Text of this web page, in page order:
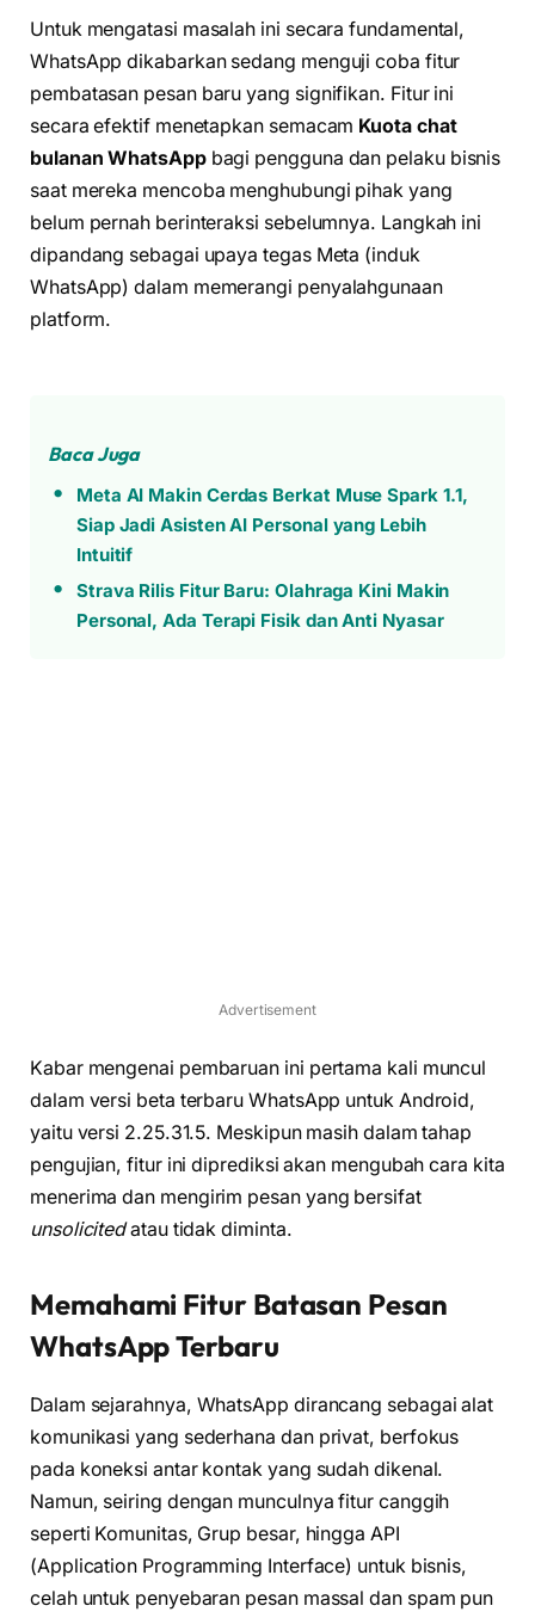
Untuk mengatasi masalah ini secara fundamental,
WhatsApp dikabarkan sedang menguji coba fitur
pembatasan pesan baru yang signifikan. Fitur ini
secara efektif menetapkan semacam Kuota chat
bulanan WhatsAppbagi pengguna dan pelaku bisnis
saat mereka mencoba menghubungi pihak yang
belum pernah berinteraksi sebelumnya. Langkah ini
dipandang sebagai upaya tegas Meta (induk
WhatsApp) dalam memerangi penyalahgunaan
platform.
Baca Juga
Meta AI Makin Cerdas Berkat Muse Spark 1.1,
Siap Jadi Asisten AI Personal yang Lebih
Intuitif
Strava Rilis Fitur Baru: Olahraga Kini Makin
Personal, Ada Terapi Fisik dan Anti Nyasar
Advertisement
Kabar mengenai pembaruan ini pertama kali muncul
dalam versi beta terbaru WhatsApp untuk Android,
yaitu versi 2.25.31.5. Meskipun masih dalam tahap
pengujian, fitur ini diprediksi akan mengubah cara kita
menerima dan mengirim pesan yang bersifat
unsolicitedatau tidak diminta.
Memahami Fitur Batasan Pesan
WhatsApp Terbaru
Dalam sejarahnya, WhatsApp dirancang sebagai alat
komunikasi yang sederhana dan privat, berfokus
pada koneksi antar kontak yang sudah dikenal.
Namun, seiring dengan munculnya fitur canggih
seperti Komunitas, Grup besar, hingga API
(Application Programming Interface) untuk bisnis,
celah untuk penyebaran pesan massal dan spam pun